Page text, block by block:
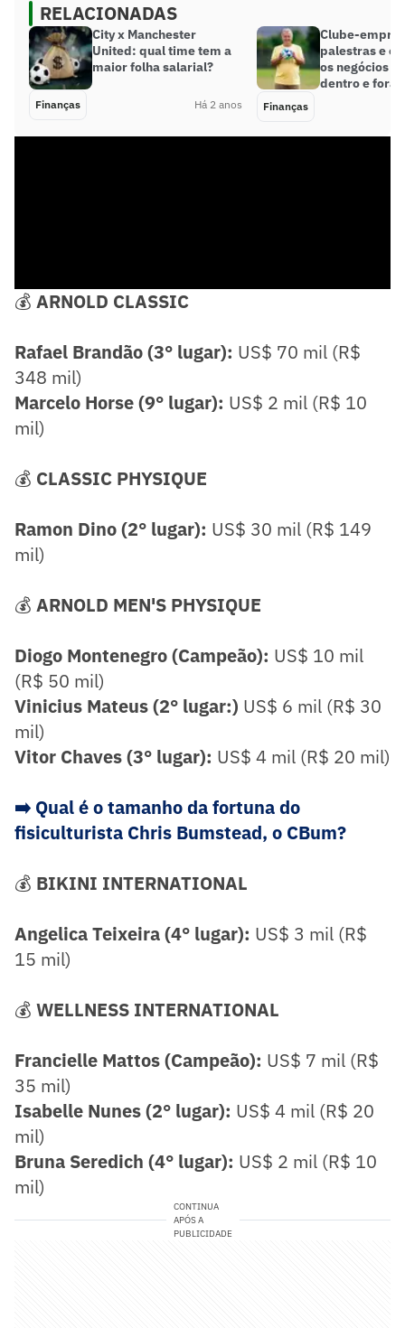
RELACIONADAS
City x Manchester
United: qual time tem a
maior folha salarial?
Finanças Há 2 anos
Clube-
palestras e
os negócios
dentro e fora
Finanças
💰 ARNOLD CLASSIC
Rafael Brandão (3° lugar): US$ 70 mil (R$
348 mil)
Marcelo Horse (9° lugar): US$ 2 mil (R$ 10
mil)
💰 CLASSIC PHYSIQUE
Ramon Dino (2° lugar): US$ 30 mil (R$ 149
mil)
💰 ARNOLD MEN'S PHYSIQUE
Diogo Montenegro (Campeão): US$ 10 mil
(R$ 50 mil)
Vinicius Mateus (2° lugar:) US$ 6 mil (R$ 30
mil)
Vitor Chaves (3° lugar): US$ 4 mil (R$ 20 mil)
➡️ Qual é o tamanho da fortuna do
fisiculturista Chris Bumstead, o CBum?
💰 BIKINI INTERNATIONAL
Angelica Teixeira (4° lugar): US$ 3 mil (R$
15 mil)
💰 WELLNESS INTERNATIONAL
Francielle Mattos (Campeão): US$ 7 mil (R$
35 mil)
Isabelle Nunes (2° lugar): US$ 4 mil (R$ 20
mil)
Bruna Seredich (4° lugar): US$ 2 mil (R$ 10
mil)
CONTINUA
APÓS A
PUBLICIDADE